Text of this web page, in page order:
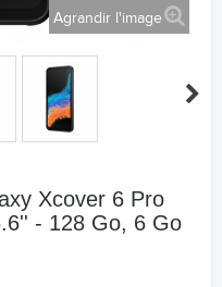
Agrandir l'image
Xcover 6 Pro
- 128 Go, 6 Go